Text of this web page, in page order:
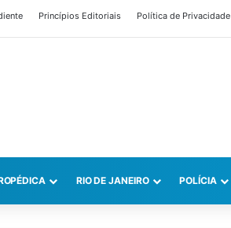
Princípios Editoriais Política de Privacidade
RIO DE JANEIRO POLÍCIA